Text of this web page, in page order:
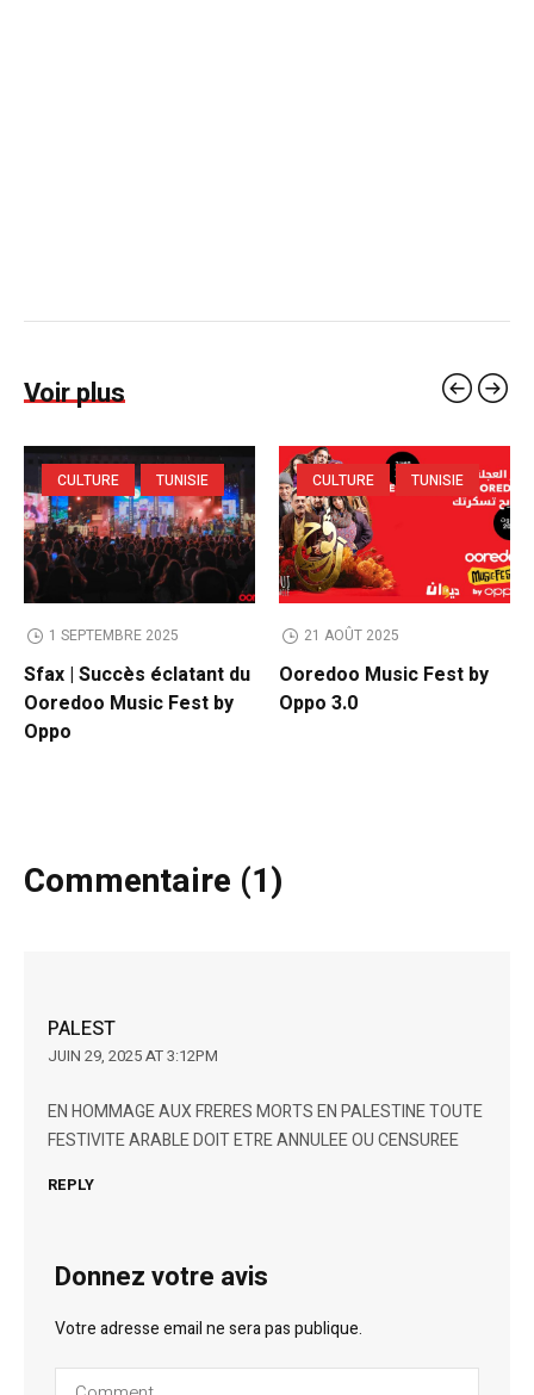
Voir plus
CULTURE TUNISIE
1 SEPTEMBRE 2025
Sfax | Succès éclatant du
Ooredoo Music Fest by
Oppo
CULTURE TUNISIE
21 AOÛT 2025
Ooredoo Music Fest by
Oppo 3.0
Commentaire (1)
PALEST
JUIN 29, 2025 AT 3:12PM
EN HOMMAGE AUX FRERES MORTS EN PALESTINE TOUTE
FESTIVITE ARABLE DOIT ETRE ANNULEE OU CENSUREE
REPLY
Donnez votre avis
Votre adresse email ne sera pas publique.